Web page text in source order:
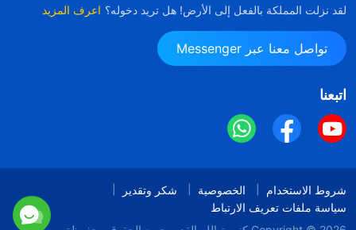
لقد نزلت المملكة بالفعل إلى الأرض! هل تريد دخوله؟ اعرف المزيد
تواصل معنا عبر Messenger
اتبعنا
شروط الاستخدام الخصوصية
شكر وتقدير
سياسة ملفات تعريف الارتباط